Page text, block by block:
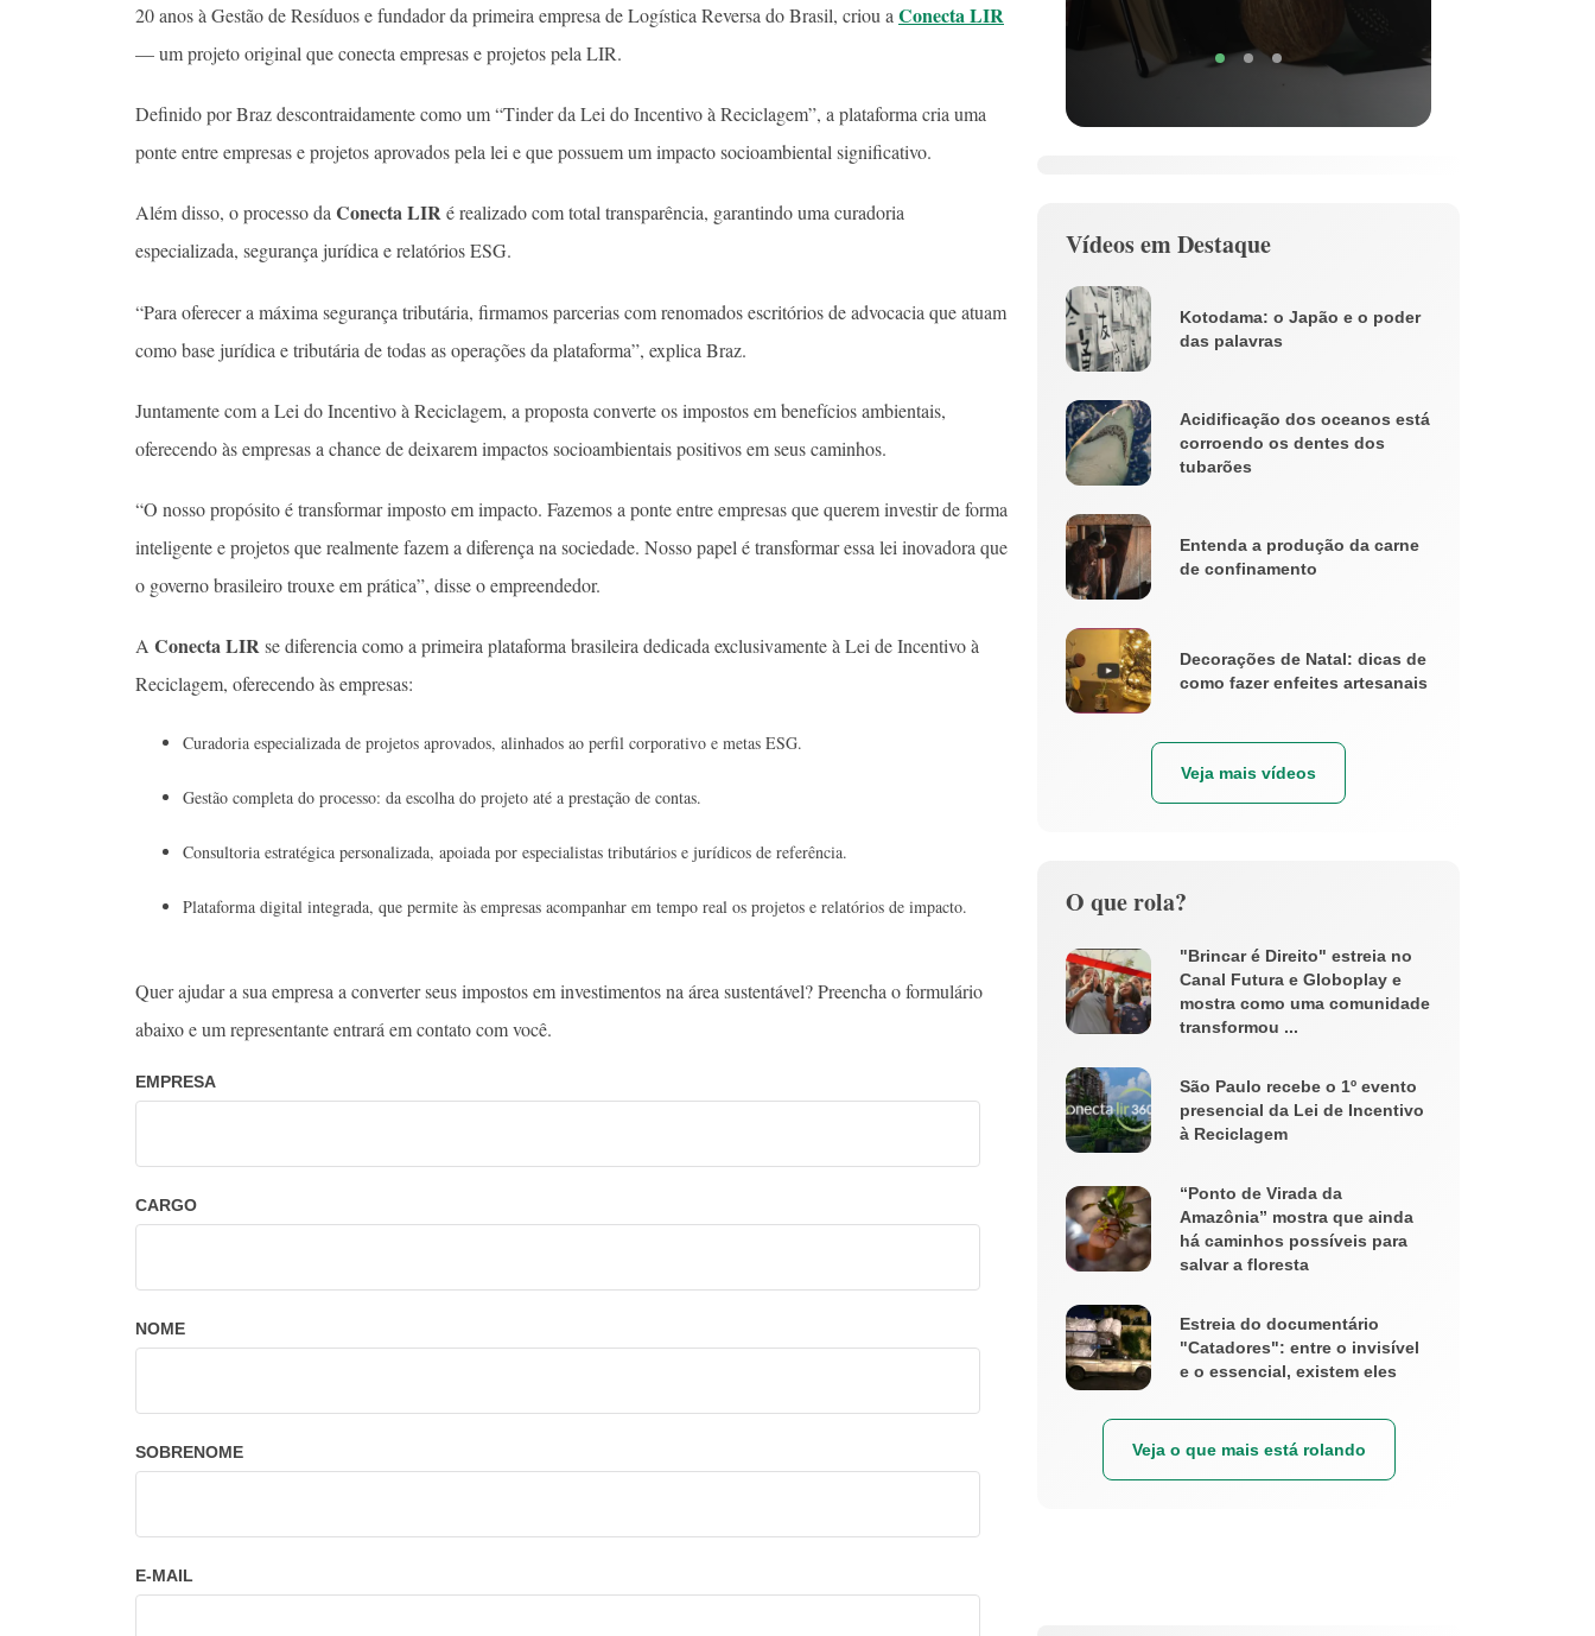
20 anos à Gestão de Resíduos e fundador da primeira empresa de Logística Reversa do Brasil, criou a Conecta LIR
— um projeto original que conecta empresas e projetos pela LIR.
Definido por Braz descontraidamente como um “Tinder da Lei do Incentivo à Reciclagem”, a plataforma cria uma
ponte entre empresas e projetos aprovados pela lei e que possuem um impacto socioambiental significativo.
Além disso, o processo daConecta LIRé realizado com total transparência, garantindo uma curadoria
especializada, segurança jurídica e relatórios ESG.
“Para oferecer a máxima segurança tributária, firmamos parcerias com renomados escritórios de advocacia que atuam
como base jurídica e tributária de todas as operações da plataforma”, explica Braz.
Juntamente com a Lei do Incentivo à Reciclagem, a proposta converte os impostos em benefícios ambientais,
oferecendo às empresas a chance de deixarem impactos socioambientais positivos em seus caminhos.
“O nosso propósito é transformar imposto em impacto. Fazemos a ponte entre empresas que querem investir de forma
inteligente e projetos que realmente fazem a diferença na sociedade. Nosso papel é transformar essa lei inovadora que
o governo brasileiro trouxe em prática”, disse o empreendedor.
A Conecta LIRse diferencia como a primeira plataforma brasileira dedicada exclusivamente à Lei de Incentivo à
Reciclagem, oferecendo às empresas:
Curadoria especializada de projetos aprovados, alinhados ao perfil corporativo e metas ESG.
Gestão completa do processo: da escolha do projeto até a prestação de contas.
Consultoria estratégica personalizada, apoiada por especialistas tributários e jurídicos de referência.
Plataforma digital integrada, que permite às empresas acompanhar em tempo real os projetos e relatórios de impacto.
Quer ajudar a sua empresa a converter seus impostos em investimentos na área sustentável? Preencha o formulário
abaixo e um representante entrará em contato com você.
EMPRESA
CARGO
NOME
SOBRENOME
E-MAIL
Vídeos em Destaque
Kotodama: o Japão e o poder
das palavras
Acidificação dos oceanos está
corroendo os dentes dos
tubarões
Entenda a produção da carne
de confinamento
Decorações de Natal: dicas de
como fazer enfeites artesanais
Veja mais vídeos
O que rola?
"Brincar é Direito" estreia no
Canal Futura e Globoplay e
mostra como uma comunidade
transformou ...
São Paulo recebe o 1º evento
presencial da Lei de Incentivo
à Reciclagem
“Ponto de Virada da
Amazônia” mostra que ainda
há caminhos possíveis para
salvar a floresta
Estreia do documentário
"Catadores": entre o invisível
e o essencial, existem eles
Veja o que mais está rolando